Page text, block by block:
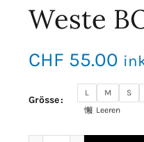
Weste
CHF 55.00
Grösse
L M S
Leeren